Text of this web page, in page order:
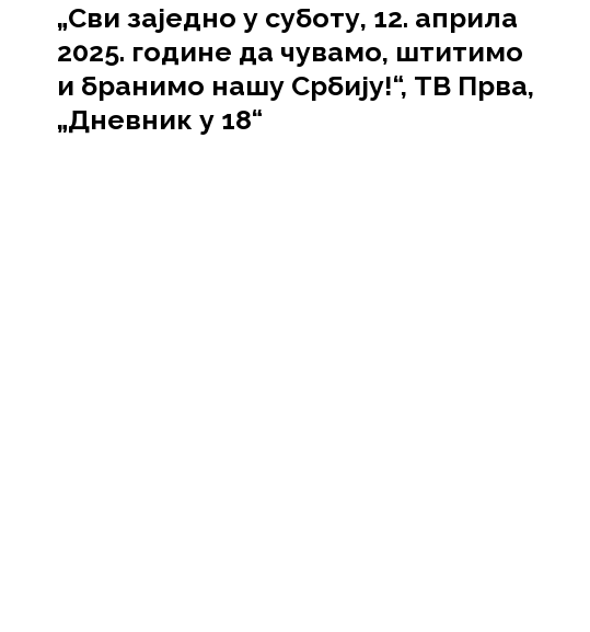
„Сви заједно у суботу, 12. априла
2025. године да чувамо, штитимо
и бранимо нашу Србију!“, ТВ Прва,
„Дневник у 18“